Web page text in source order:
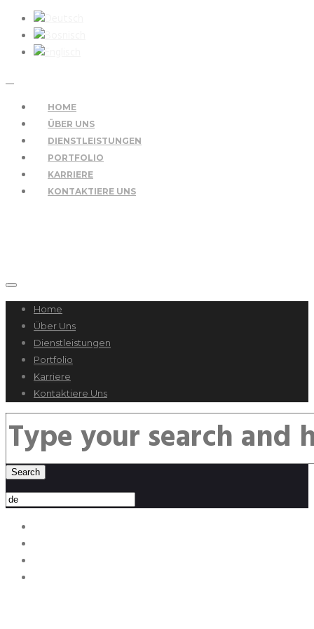
HOME
ÜBER UNS
DIENSTLEISTUNGEN
PORTFOLIO
KARRIERE
KONTAKTIERE UNS
Home
Über Uns
Dienstleistungen
Portfolio
Karriere
Kontaktiere Uns